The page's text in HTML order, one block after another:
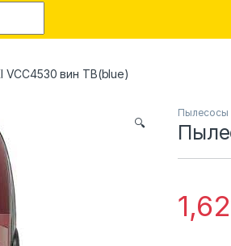
VCC4530 вин ТВ(blue)
🔍
Пылесосы